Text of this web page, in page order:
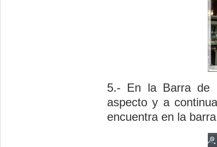
5.- En la Barra de
aspecto y a
encuentra en la